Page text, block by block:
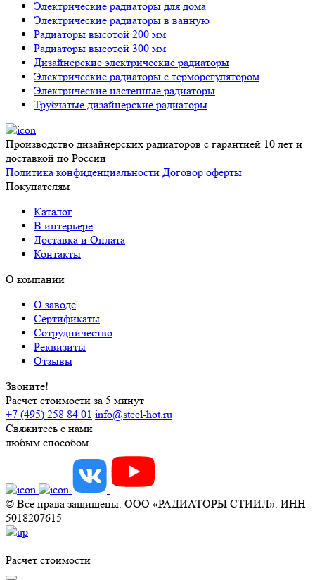
Электрические радиаторы для дома
Электрические радиаторы в ванную
Радиаторы высотой 200 мм
Радиаторы высотой 300 мм
Дизайнерские электрические радиаторы
Электрические радиаторы с терморегулятором
Электрические настенные радиаторы
Трубчатые дизайнерские радиаторы
Производство дизайнерских радиаторов с гарантией 10 лет и
доставкой по России
Политика конфиденциальности Договор оферты
Покупателям
Каталог
В интерьере
Доставка и Оплата
Контакты
О компании
О заводе
Сертификаты
Сотрудничество
Реквизиты
Отзывы
Звоните!
Расчет стоимости за 5 минут
+7 (495) 258 84 01 info@steel-hot.ru
Свяжитесь с нами
любым способом
© Все права защищены. ООО «РАДИАТОРЫ СТИИЛ». ИНН
5018207615
Расчет стоимости